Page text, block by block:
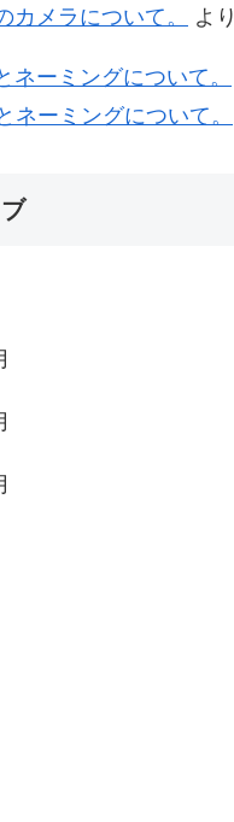
カメラについて。
より
ネーミングについて。
ネーミングについて。